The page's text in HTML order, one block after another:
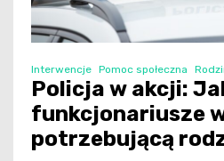
Interwencje Pomoc społeczna
Policja w akcji:
funkcjonariusze
potrzebującą